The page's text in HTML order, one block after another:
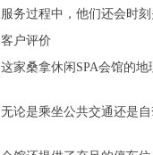
服务过程中，他们还会时
客户评价
这家桑拿休闲SPA会馆的地
无论是乘坐公共交通还是